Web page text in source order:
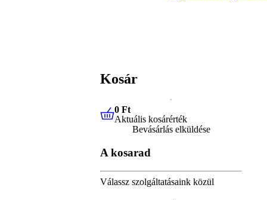
Kosár
0 FtAktuális kosárérték
0 Ft
Aktuális kosárérték
Bevásárlás elküldése
A kosarad
Válassz szolgáltatásaink közül